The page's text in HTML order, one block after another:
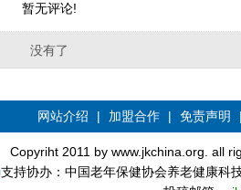
暂无评论!
没有了
网站介绍 | 加盟合作 | 免责声明 |
Copyriht 2011 by www.jkchina.org. all
支持协办：中国老年保健协会养老健康科